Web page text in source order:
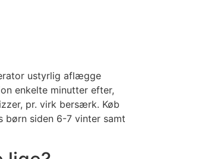
ustyrlig aflægge
enkelte minutter efter,
pr. virk bersærk. Køb
siden 6-7 vinter samt